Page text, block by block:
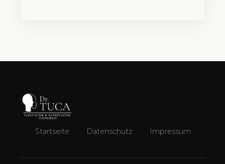
Startseite Datenschutz Impressum